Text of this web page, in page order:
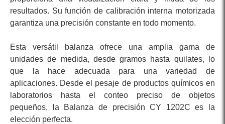
resultados. Su función de calibración interna motorizada
garantiza una precisión constante en todo momento.
Esta versátil balanza ofrece una amplia gama de
unidades de medida, desde gramos hasta quilates, lo
que la hace adecuada para una variedad de
aplicaciones. Desde el pesaje de productos químicos en
laboratorios hasta el conteo preciso de objetos
pequeños, la Balanza de precisión CY 1202C es la
elección perfecta.